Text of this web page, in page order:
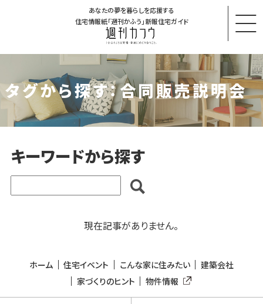
あなたの夢を暮らしを応援する
住宅情報紙「週刊かふう」新報住宅ガイド
タグから探す：合同販売説明会
キーワードから探す
現在記事がありません。
ホーム 住宅イベント こんな家に住みたい
建築会社
家づくりのヒント
物件情報